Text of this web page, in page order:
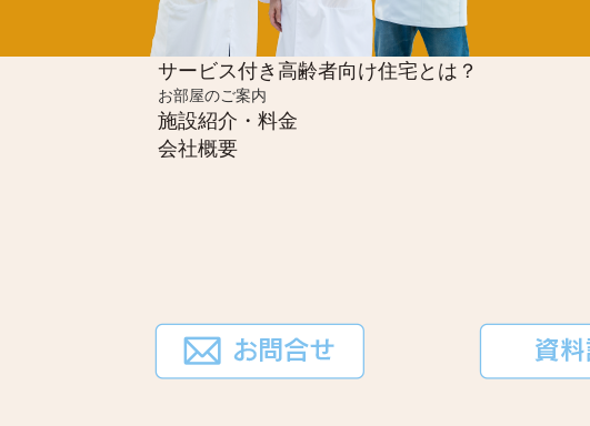
サービス付き高齢者向け住宅とは？
お部屋のご案内
施設紹介・料金
会社概要